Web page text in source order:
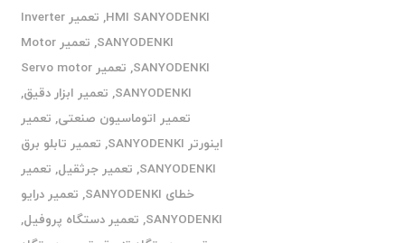
HMI SANYODENKI
,
تعمیر Inverter
SANYODENKI
,
تعمیر Motor
SANYODENKI
,
تعمیر Servo motor
SANYODENKI
, تعمیر ابزار دقیق,
تعمیر اتوماسیون صنعتی, تعمیر
اینورتر SANYODENKI
, تعمیر تابلو برق
SANYODENKI
, تعمیر جرثقیل, تعمیر
خطای SANYODENKI
, تعمیر درایو
SANYODENKI
, تعمیر دستگاه پروفیل,